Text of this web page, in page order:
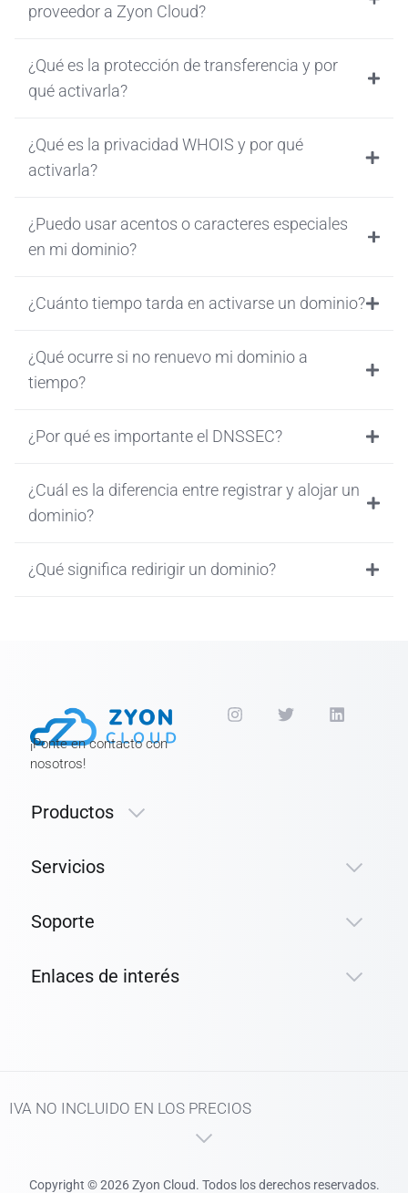
proveedor a Zyon Cloud?
¿Qué es la protección de transferencia y por
qué activarla?
¿Qué es la privacidad WHOIS y por qué
activarla?
¿Puedo usar acentos o caracteres especiales
en mi dominio?
¿Cuánto tiempo tarda en activarse un dominio?
¿Qué ocurre si no renuevo mi dominio a
tiempo?
¿Por qué es importante el DNSSEC?
¿Cuál es la diferencia entre registrar y alojar un
dominio?
¿Qué significa redirigir un dominio?
¡Ponte en contacto con
nosotros!
Productos
Servicios
Soporte
Enlaces de interés
Copyright © 2026 Zyon Cloud. Todos los derechos reservados.
IVA NO INCLUIDO EN LOS PRECIOS